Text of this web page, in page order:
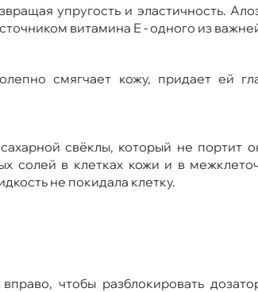
упругость и эластичность.
витамина Е - одного из
смягчает кожу, придает ей
свёклы, который не портит
солей в клетках кожи и в
не покидала клетку.
чтобы разблокировать